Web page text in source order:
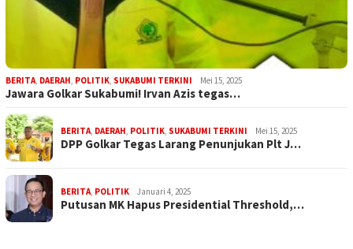
BERITA, DAERAH, POLITIK, SUKABUMI TERKINI Mei 15, 2025
Jawara Golkar Sukabumi! Irvan Azis tegas…
BERITA, DAERAH, POLITIK, SUKABUMI TERKINI Mei 15, 2025
DPP Golkar Tegas Larang Penunjukan Plt J…
BERITA, POLITIK Januari 4, 2025
Putusan MK Hapus Presidential Threshold,…